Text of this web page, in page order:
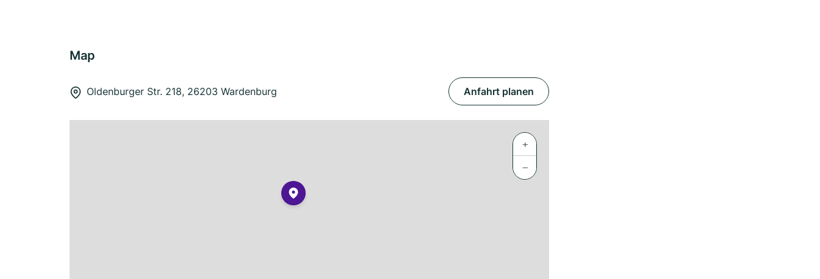
Map
Oldenburger Str. 218, 26203 Wardenburg Anfahrt planen
+
−